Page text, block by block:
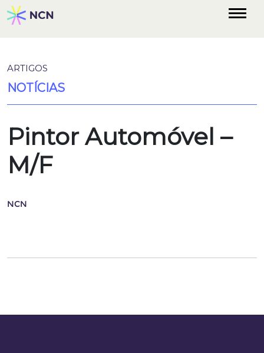
ARTIGOS
NOTÍCIAS
Pintor Automóvel –
M/F
NCN